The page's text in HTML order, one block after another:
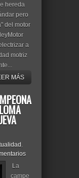
hereda
pero
del motor
a
motriz
MÁS
,
La
campe